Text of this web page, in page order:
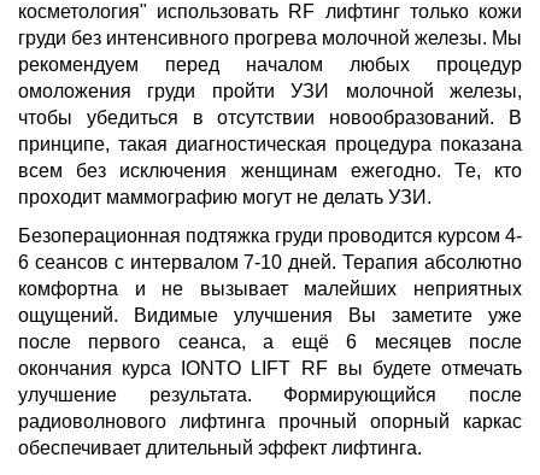
косметология" использовать RF лифтинг только кожи
груди без интенсивного прогрева молочной железы. Мы
рекомендуем перед началом любых процедур
омоложения груди пройти УЗИ молочной железы,
чтобы убедиться в отсутствии новообразований. В
принципе, такая диагностическая процедура показана
всем без исключения женщинам ежегодно. Те, кто
проходит маммографию могут не делать УЗИ.
Безоперационная подтяжка груди проводится курсом 4-
6 сеансов с интервалом 7-10 дней. Терапия абсолютно
комфортна и не вызывает малейших неприятных
ощущений. Видимые улучшения Вы заметите уже
после первого сеанса, а ещё 6 месяцев после
окончания курса IONTO LIFT RF вы будете отмечать
улучшение результата. Формирующийся после
радиоволнового лифтинга прочный опорный каркас
обеспечивает длительный эффект лифтинга.